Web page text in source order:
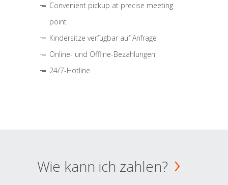
Convenient pickup at precise meeting
point
Kindersitze verfügbar auf Anfrage
Online- und Offline-Bezahlungen
24/7-Hotline
Wie kann ich zahlen?